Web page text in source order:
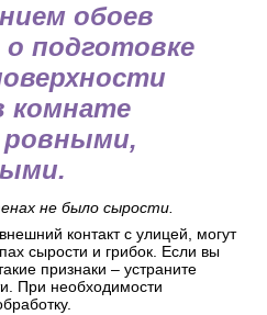
обоев
подготовке
комнате
не было сырости.
контакт с улицей, могут
сырости и грибок. Если вы
признаки – устраните
При необходимости